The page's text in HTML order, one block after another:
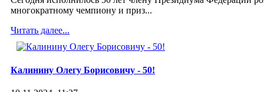
многократному чемпиону и приз...
Читать далее...
Калинину Олегу Борисовичу - 50!